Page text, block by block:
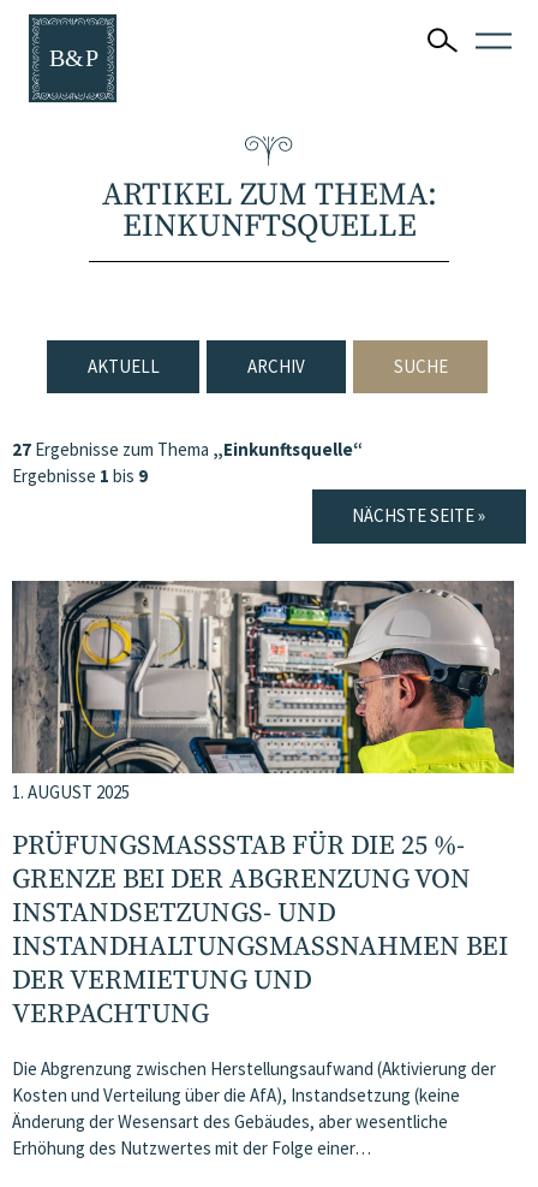
ARTIKEL ZUM THEMA:
EINKUNFTSQUELLE
AKTUELL ARCHIV SUCHE
27 Ergebnisse zum Thema „Einkunftsquelle“
Ergebnisse 1 bis 9
NÄCHSTE SEITE »
1. AUGUST 2025
PRÜFUNGSMASSSTAB FÜR DIE 25 %-G
RENZE BEI DER ABGRENZUNG VON I
NSTANDSETZUNGS- UND I
NSTANDHALTUNGS­MASSNAHMEN BEI DE
R VERMIETUNG UND VE
RPACHTUNG
Die Abgrenzung zwischen Herstellungsaufwand (Aktivierung der
Kosten und Verteilung über die AfA), Instandsetzung (keine
Änderung der Wesensart des Gebäudes, aber wesentliche
Erhöhung des Nutzwertes mit der Folge einer…